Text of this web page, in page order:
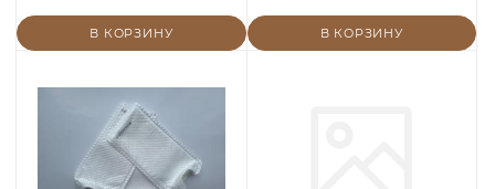
В КОРЗИНУ В КОРЗИНУ